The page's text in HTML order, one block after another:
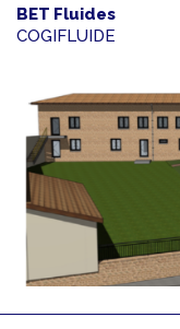
BET Fluides
COGIFLUIDE